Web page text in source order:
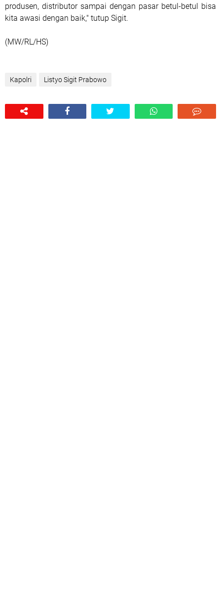
produsen, distributor sampai dengan pasar betul-betul bisa
kita awasi dengan baik," tutup Sigit.
(MW/RL/HS)
Kapolri Listyo Sigit Prabowo